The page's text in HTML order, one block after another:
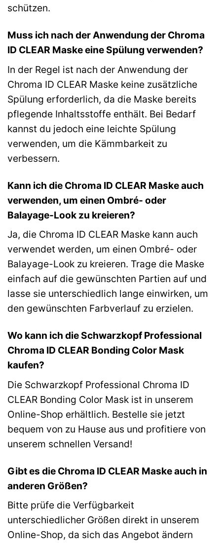
schützen.
Muss ich nach der Anwendung der Chroma
ID CLEAR Maske eine Spülung verwenden?
In der Regel ist nach der Anwendung der
Chroma ID CLEAR Maske keine zusätzliche
Spülung erforderlich, da die Maske bereits
pflegende Inhaltsstoffe enthält. Bei Bedarf
kannst du jedoch eine leichte Spülung
verwenden, um die Kämmbarkeit zu
verbessern.
Kann ich die Chroma ID CLEAR Maske auch
verwenden, um einen Ombré- oder
Balayage-Look zu kreieren?
Ja, die Chroma ID CLEAR Maske kann auch
verwendet werden, um einen Ombré- oder
Balayage-Look zu kreieren. Trage die Maske
einfach auf die gewünschten Partien auf und
lasse sie unterschiedlich lange einwirken, um
den gewünschten Farbverlauf zu erzielen.
Wo kann ich die Schwarzkopf Professional
Chroma ID CLEAR Bonding Color Mask
kaufen?
Die Schwarzkopf Professional Chroma ID
CLEAR Bonding Color Mask ist in unserem
Online-Shop erhältlich. Bestelle sie jetzt
bequem von zu Hause aus und profitiere von
unserem schnellen Versand!
Gibt es die Chroma ID CLEAR Maske auch in
anderen Größen?
Bitte prüfe die Verfügbarkeit
unterschiedlicher Größen direkt in unserem
Online-Shop, da sich das Angebot ändern